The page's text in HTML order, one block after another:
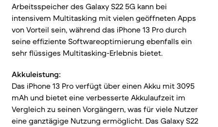
Arbeitsspeicher des Galaxy S22 5G kann bei
intensivem Multitasking mit vielen geöffneten Apps
von Vorteil sein, während das iPhone 13 Pro durch
seine effiziente Softwareoptimierung ebenfalls ein
sehr flüssiges Multitasking-Erlebnis bietet.
Akkuleistung:
Das iPhone 13 Pro verfügt über einen Akku mit 3095
mAh und bietet eine verbesserte Akkulaufzeit im
Vergleich zu seinen Vorgängern, was für viele Nutzer
eine ganztägige Nutzung ermöglicht. Das Galaxy S22